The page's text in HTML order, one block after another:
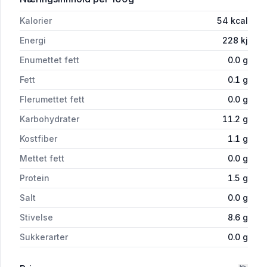
Kalorier 54 kcal
Energi
228 kj
Enumettet fett
0.0 g
Fett
0.1 g
Flerumettet fett
0.0 g
Karbohydrater
11.2 g
Kostfiber
1.1 g
Mettet fett
0.0 g
Protein
1.5 g
Salt
0.0 g
Stivelse
8.6 g
Sukkerarter
0.0 g